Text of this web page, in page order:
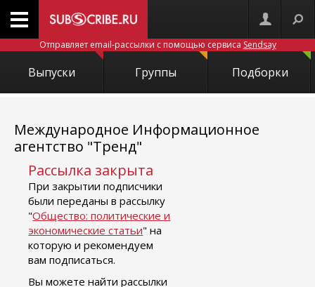
Отправляет email-рассылки с помощью сервиса Sendsay
Выпуски Группы Подборки
Международное Информационное
агентство "Тренд"
Рассылка закрыта
При закрытии подписчики
были переданы в рассылку
"Общество: политические и
экономические статьи" на
которую и рекомендуем
вам подписаться.
Вы можете найти рассылки